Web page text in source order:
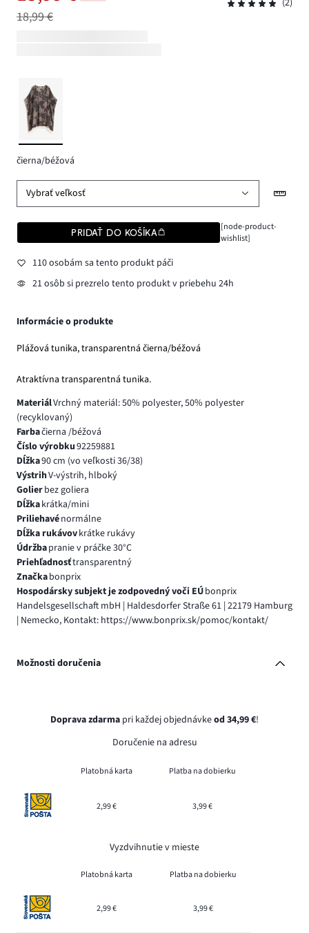
18,99 €
(2)
čierna/béžová
Vybrať veľkosť
PRIDAŤ DO KOŠÍKA
[node-product-
wishlist]
110 osobám sa tento produkt páči
21 osôb si prezrelo tento produkt v priebehu 24h
Informácie o produkte
Plážová tunika, transparentná čierna/béžová
Atraktívna transparentná tunika.
MateriálVrchný materiál: 50% polyester, 50% polyester
(recyklovaný)
Farbačierna /béžová
Číslo výrobku92259881
Dĺžka90 cm (vo veľkosti 36/38)
VýstrihV-výstrih, hlboký
Golierbez goliera
Dĺžkakrátka/mini
Priliehavénormálne
Dĺžka rukávovkrátke rukávy
Údržbapranie v práčke 30°C
Priehľadnosťtransparentný
Značkabonprix
Hospodársky subjekt je zodpovedný voči EÚbonprix
Handelsgesellschaft mbH | Haldesdorfer Straße 61 | 22179 Hamburg
| Nemecko, Kontakt: https://www.bonprix.sk/pomoc/kontakt/
Možnosti doručenia
Doprava zdarma pri každej objednávkeod 34,99 €!
Doručenie na adresu
Platobná karta Platba na dobierku
2,99 € 3,99 €
Vyzdvihnutie v mieste
Platobná karta Platba na dobierku
2,99 € 3,99 €